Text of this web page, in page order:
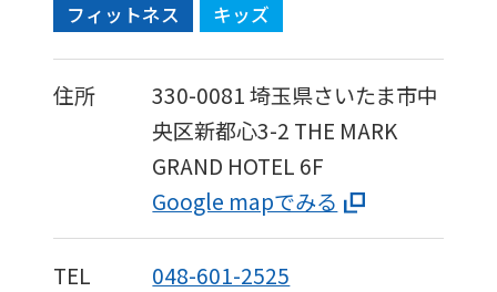
フィットネス キッズ
住所 330-0081埼玉県さいたま市中
央区新都心3-2 THE MARK
GRAND HOTEL 6F
Google mapでみる
TEL 048-601-2525